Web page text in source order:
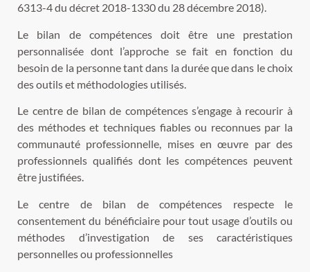
6313-4 du décret 2018-1330 du 28 décembre 2018).
Le bilan de compétences doit être une prestation
personnalisée dont l’approche se fait en fonction du
besoin de la personne tant dans la durée que dans le choix
des outils et méthodologies utilisés.
Le centre de bilan de compétences s’engage à recourir à
des méthodes et techniques fiables ou reconnues par la
communauté professionnelle, mises en œuvre par des
professionnels qualifiés dont les compétences peuvent
être justifiées.
Le centre de bilan de compétences respecte le
consentement du bénéficiaire pour tout usage d’outils ou
méthodes d’investigation de ses caractéristiques
personnelles ou professionnelles